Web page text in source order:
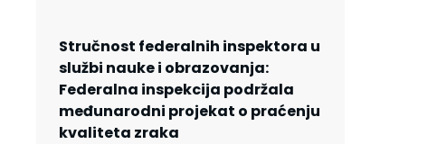
Stručnost federalnih inspektora u
službi nauke i obrazovanja:
Federalna inspekcija podržala
međunarodni projekat o praćenju
kvaliteta zraka